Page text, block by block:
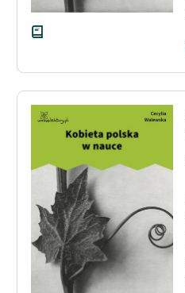
Szkoła Poezji Wolnych
Lektur
O nas
Kontakt
O projekcie
Zespół
Zasady wykorzystania
Wolnych Lektur
Logotypy